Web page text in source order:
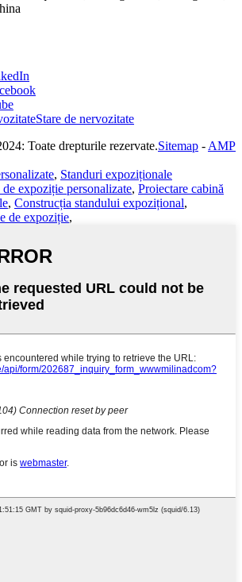
Stare de nervozitate
Toate drepturile rezervate.Sitemap - AMP
, Standuri expoziționale
expoziție personalizate, Proiectare cabină
, Construcția standului expozițional,
de expoziție,